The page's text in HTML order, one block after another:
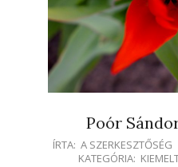
Poór
2021-
ÍRTA: A SZERKESZTŐSÉG
KATEGÓRIA: